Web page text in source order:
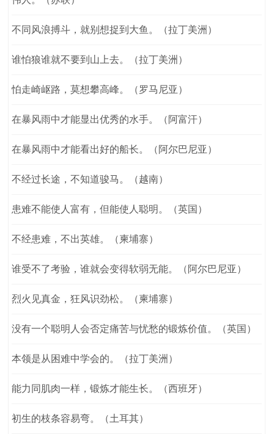
不同风浪搏斗，就别想捉到大鱼。（拉丁美洲）
谁怕狼谁就不要到山上去。（拉丁美洲）
怕走崎岖路，莫想攀高峰。（罗马尼亚）
在暴风雨中才能显出优秀的水手。（阿富汗）
在暴风雨中才能看出好的船长。（阿尔巴尼亚）
不经过长途，不知道骏马。（越南）
患难不能使人富有，但能使人聪明。（英国）
不经患难，不出英雄。（柬埔寨）
谁受不了考验，谁就会变得软弱无能。（阿尔巴尼亚）
烈火见真金，狂风识劲松。（柬埔寨）
没有一个聪明人会否定痛苦与忧愁的锻炼价值。（英国）
本领是从困难中学会的。（拉丁美洲）
能力同肌肉一样，锻炼才能生长。（西班牙）
初生的枝条容易弯。（土耳其）